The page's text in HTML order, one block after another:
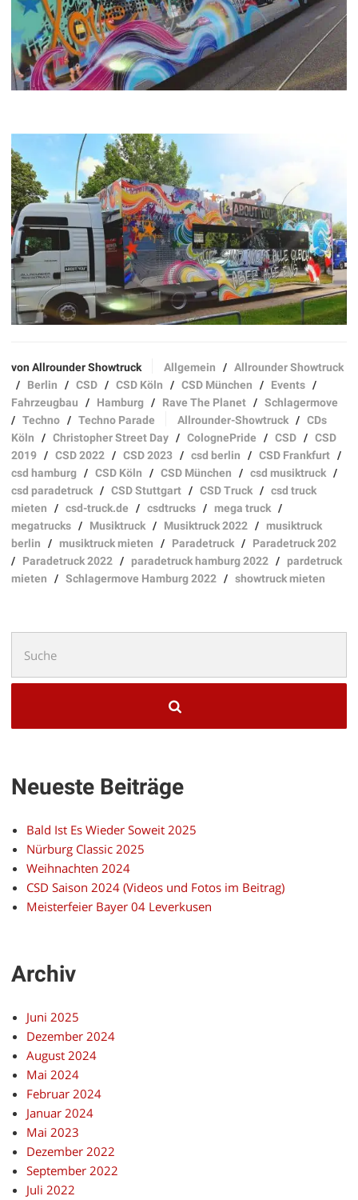
von Allrounder Showtruck Allgemein /Allrounder Showtruck
/ Berlin /CSD /CSD Köln /CSD München / Events /
Fahrzeugbau / Hamburg / Rave The Planet /Schlagermove
/Techno /Techno Parade Allrounder-Showtruck /CDs
Köln /Christopher Street Day /ColognePride /CSD /CSD
2019 /CSD 2022 /CSD 2023 /csd berlin /CSD Frankfurt /
csd hamburg /CSD Köln /CSD München /csd musiktruck /
csd paradetruck /CSD Stuttgart /CSD Truck /csd truck
mieten /csd-truck.de /csdtrucks /mega truck /
megatrucks / Musiktruck / Musiktruck 2022 /musiktruck
berlin /musiktruck mieten / Paradetruck / Paradetruck 202
/ Paradetruck 2022 /paradetruck hamburg 2022 /pardetruck
mieten /Schlagermove Hamburg 2022 /showtruck mieten
nach:
Neueste Beiträge
Bald Ist Es Wieder Soweit 2025
Nürburg Classic 2025
Weihnachten 2024
CSD Saison 2024 (Videos und Fotos im Beitrag)
Meisterfeier Bayer 04 Leverkusen
Archiv
Juni 2025
Dezember 2024
August 2024
Mai 2024
Februar 2024
Januar 2024
Mai 2023
Dezember 2022
September 2022
Juli 2022